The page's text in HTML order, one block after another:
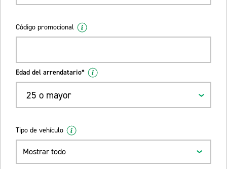
Código promocional
Edad del arrendatario*
25 o mayor
Tipo de vehículo
Mostrar todo